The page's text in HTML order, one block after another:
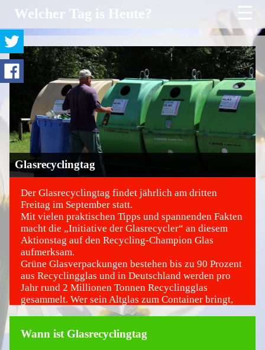
Welcher Tag is Heute? ☰
Glasrecyclingtag
©
Der Glasrecyclingtag findet jährlich am dritten
Freitag im September statt.
Mit vielen praktischen Tipps und spannenden Fakten
macht die „Initiative der Glasrecycler“ an diesem
Aktionstag auf den Recycling-Champion Glas
aufmerksam.
Grüne Glasverpackungen bestehen bis zu 90 Prozent
aus Recyclingglas und in Deutschland werden pro
Jahr rund 2 Millionen Tonnen Recyclingglas
gesammelt. Wer sein Altglas zum Container bringt,
leistet also einen wichtigen Beitrag zum Umwelt-
Glasverpackung senkt den Energie- und
Wann ist Glasrecyclingtag